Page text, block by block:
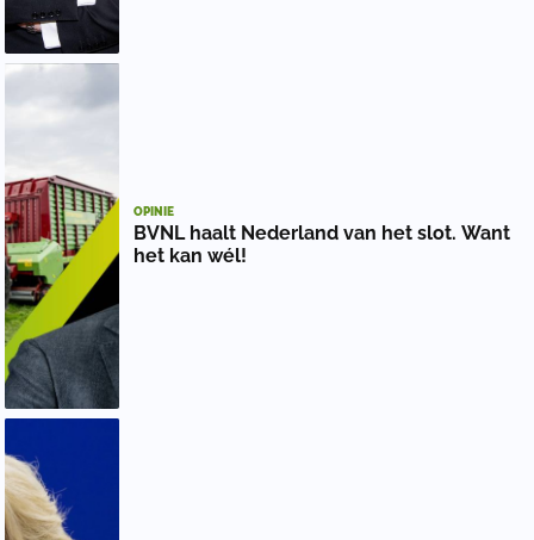
OPINIE
BVNL haalt Nederland van het slot. Want
het kan wél!